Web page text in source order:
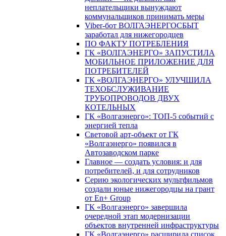
неплательщики вынуждают
коммунальщиков принимать меры
Viber-бот ВОЛГАЭНЕРГОСБЫТ
заработал для нижегородцев
ПО ФАКТУ ПОТРЕБЛЕНИЯ
ГК «ВОЛГАЭНЕРГО» ЗАПУСТИЛА
МОБИЛЬНОЕ ПРИЛОЖЕНИЕ ДЛЯ
ПОТРЕБИТЕЛЕЙ
ГК «ВОЛГАЭНЕРГО» УЛУЧШИЛА
ТЕХОБСЛУЖИВАНИЕ
ТРУБОПРОВОДОВ ДВУХ
КОТЕЛЬНЫХ
ГК «Волгаэнерго»: ТОП-5 событий с
энергией тепла
Световой арт-объект от ГК
«Волгаэнерго» появился в
Автозаводском парке
Главное — создать условия: и для
потребителей, и для сотрудников
Серию экологических мультфильмов
создали юные нижегородцы на грант
от En+ Group
ГК «Волгаэнерго» завершила
очередной этап модернизации
объектов внутренней инфраструктуры